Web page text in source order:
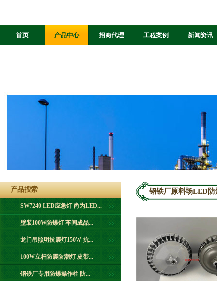
首页 产品中心 招商代理 工程案例 新闻资讯
产品搜索
SW7240 LED应急灯 尚为LED...
壁装100W防爆灯 车间成品...
龙门吊照明抗震灯150W 抗...
100W立杆防震防潮灯 皮带...
钢铁厂专用防爆操作柱 防...
钢铁厂原料场LED防